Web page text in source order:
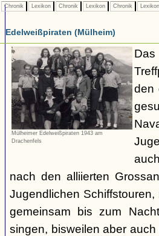
Chronik Lexikon Chronik Lexikon Chronik Lexikon
Edelweißpiraten (Mülheim)
Mülheimer Edelweißpiraten 1943 am
Drachenfels
den
nach den alliierten
Jugendlichen
gemeinsam bis zum
singen, bisweilen aber auch